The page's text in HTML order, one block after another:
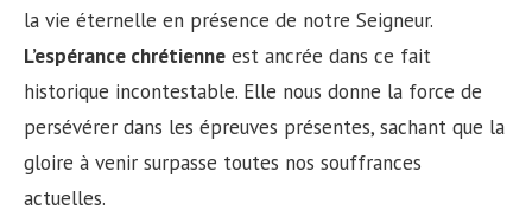
la vie éternelle en présence de notre Seigneur.
L’espérance chrétienne est ancrée dans ce fait
historique incontestable. Elle nous donne la force de
persévérer dans les épreuves présentes, sachant que la
gloire à venir surpasse toutes nos souffrances
actuelles.